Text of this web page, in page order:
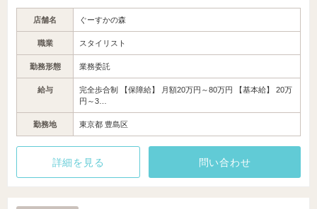
店舗名 ぐーすかの森
職業 スタイリスト
勤務形態 業務委託
給与
完全歩合制 【保障給】 月額20万円～80万円 【基本給】 20万
円～3…
勤務地 東京都 豊島区
詳細を見る 問い合わせ